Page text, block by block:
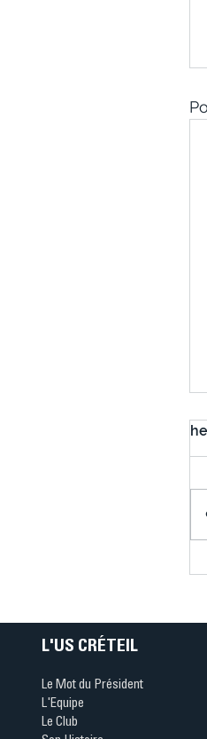
L'US CRÉTEIL
Le Mot du Président
L'Equipe
Le Club